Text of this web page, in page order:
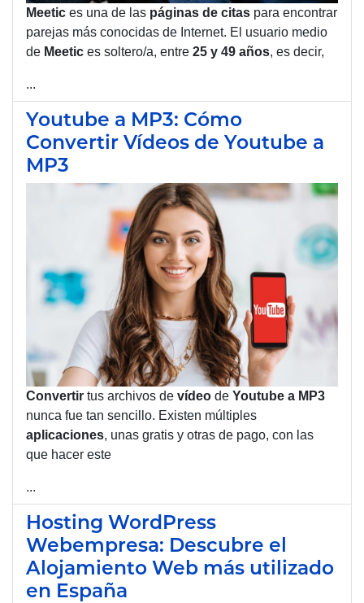
Meetic es una de las páginas de citas para encontrar
parejas más conocidas de Internet. El usuario medio
de Meetic es soltero/a, entre 25 y 49 años, es decir,
...
Youtube a MP3: Cómo
Convertir Vídeos de Youtube a
MP3
Convertir tus archivos de vídeo de Youtube a MP3
nunca fue tan sencillo. Existen múltiples
aplicaciones, unas gratis y otras de pago, con las
que hacer este
...
Hosting WordPress
Webempresa: Descubre el
Alojamiento Web más utilizado
en España